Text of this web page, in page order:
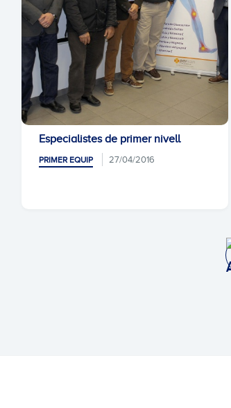
Especialistes de primer nivell
PRIMER EQUIP 27/04/2016